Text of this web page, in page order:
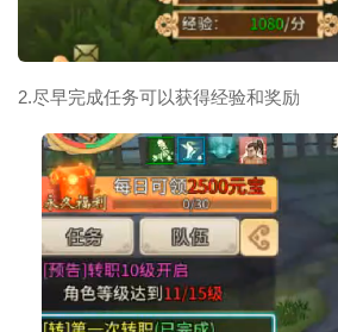
2.尽早完成任务可以获得经验和奖励